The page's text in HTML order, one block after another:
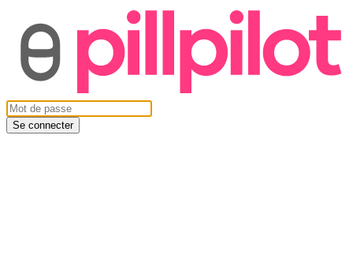
Se connecter